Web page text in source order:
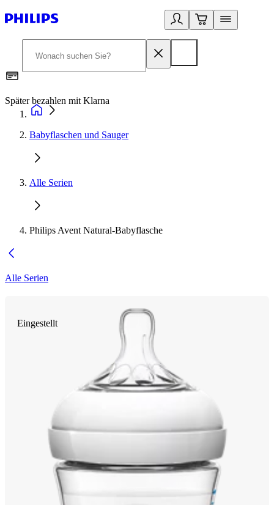
Später bezahlen mit Klarna
Babyflaschen und Sauger
Alle Serien
Philips Avent Natural-Babyflasche
Alle Serien
Eingestellt